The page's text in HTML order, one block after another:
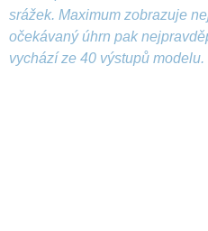
srážek. Maximum zobrazuje
očekávaný úhrn pak
vychází ze 40 výstupů modelu.